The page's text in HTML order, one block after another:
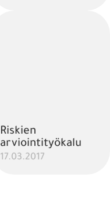
Riskien
arviointityökalu
17.03.2017